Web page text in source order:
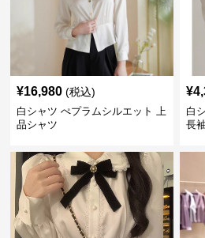
¥16,980 (税込)
白シャツ ぺプラムシルエット 上
品シャツ
¥
白
長